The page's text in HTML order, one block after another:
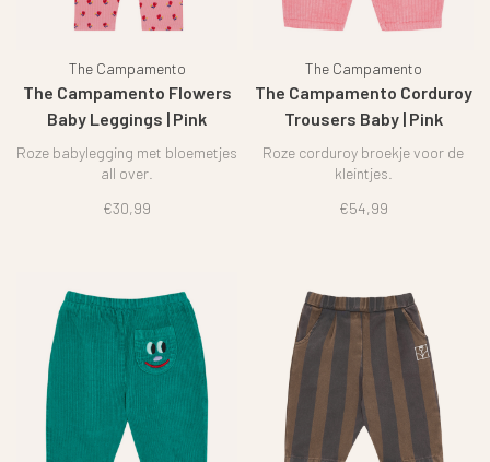
The Campamento
The Campamento Flowers
Baby Leggings | Pink
Roze babylegging met bloemetjes
all over.
€30,99
The Campamento
The Campamento Corduroy
Trousers Baby | Pink
Roze corduroy broekje voor de
kleintjes.
€54,99